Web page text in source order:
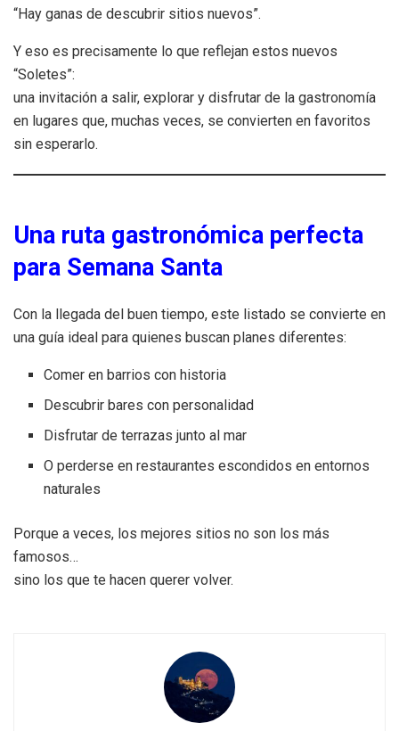
“Hay ganas de descubrir sitios nuevos”.
Y eso es precisamente lo que reflejan estos nuevos
“Soletes”:
una invitación a salir, explorar y disfrutar de la gastronomía
en lugares que, muchas veces, se convierten en favoritos
sin esperarlo.
Una ruta gastronómica perfecta
para Semana Santa
Con la llegada del buen tiempo, este listado se convierte en
una guía ideal para quienes buscan planes diferentes:
Comer en barrios con historia
Descubrir bares con personalidad
Disfrutar de terrazas junto al mar
O perderse en restaurantes escondidos en entornos
naturales
Porque a veces, los mejores sitios no son los más
famosos…
sino los que te hacen querer volver.